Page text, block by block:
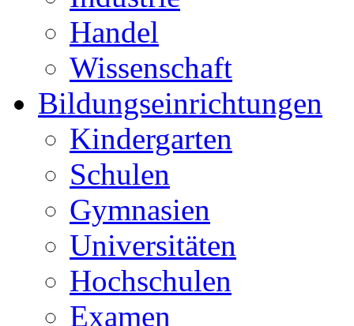
Handel
Wissenschaft
Bildungseinrichtungen
Kindergarten
Schulen
Gymnasien
Universitäten
Hochschulen
Examen